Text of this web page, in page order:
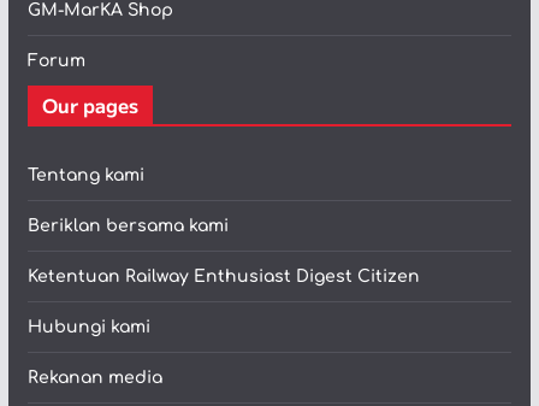
GM-MarKA Shop
Forum
Our pages
Tentang kami
Beriklan bersama kami
Ketentuan Railway Enthusiast Digest Citizen
Hubungi kami
Rekanan media